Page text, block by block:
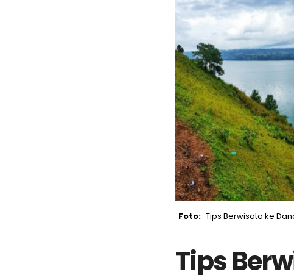
Tips Berwisata ke
Tips